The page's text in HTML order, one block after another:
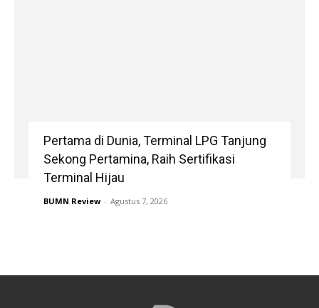
Pertama di Dunia, Terminal LPG Tanjung
Sekong Pertamina, Raih Sertifikasi
Terminal Hijau
BUMN Review - Agustus 7, 2026